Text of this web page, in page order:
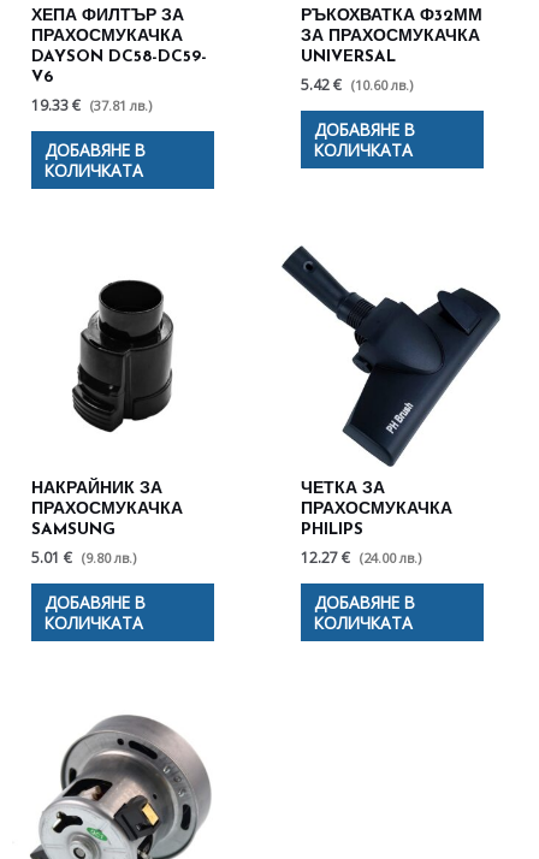
ХЕПА ФИЛТЪР ЗА
ПРАХОСМУКАЧКА
DAYSON DC58-DC59-
V6
19.33 € (37.81 лв.)
ДОБАВЯНЕ В
КОЛИЧКАТА
РЪКОХВАТКА Ф32ММ
ЗА ПРАХОСМУКАЧКА
UNIVERSAL
5.42 € (10.60 лв.)
ДОБАВЯНЕ В
КОЛИЧКАТА
НАКРАЙНИК ЗА
ПРАХОСМУКАЧКА
SAMSUNG
5.01 € (9.80 лв.)
ДОБАВЯНЕ В
КОЛИЧКАТА
ЧЕТКА ЗА
ПРАХОСМУКАЧКА
PHILIPS
12.27 € (24.00 лв.)
ДОБАВЯНЕ В
КОЛИЧКАТА